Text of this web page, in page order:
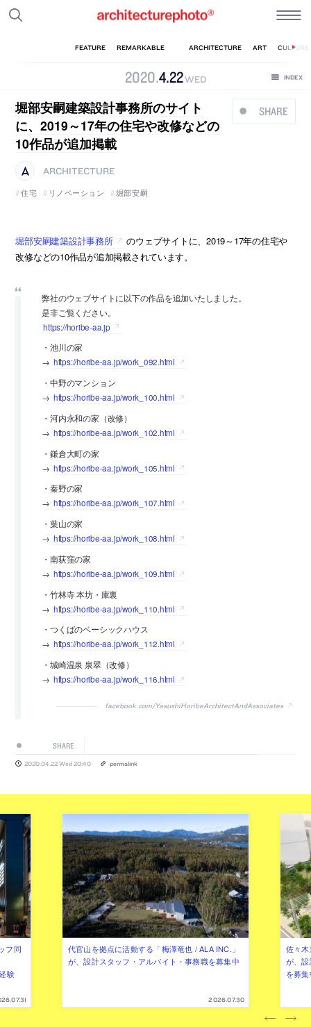
2020.4.22WED
SHARE
堀部安嗣建築設計事務所のサイト
に、2019～17年の住宅や改修などの
10作品が追加掲載
ARCHITECTURE
住宅
リノベーション 堀部安嗣
堀部安嗣建築設計事務所
のウェブサイトに、2019～17年の住宅や
改修などの10作品が追加掲載されています。
弊社のウェブサイトに以下の作品を追加いたしました。
是非ご覧ください。
https://horibe-aa.jp
・池川の家
→ https://horibe-aa.jp/work_092.html
・中野のマンション
→ https://horibe-aa.jp/work_100.html
・河内永和の家（改修）
→ https://horibe-aa.jp/work_102.html
・鎌倉大町の家
→ https://horibe-aa.jp/work_105.html
・秦野の家
→ https://horibe-aa.jp/work_107.html
・葉山の家
→ https://horibe-aa.jp/work_108.html
・南荻窪の家
→ https://horibe-aa.jp/work_109.html
・竹林寺 本坊・庫裏
→ https://horibe-aa.jp/work_110.html
・つくばのベーシックハウス
→ https://horibe-aa.jp/work_112.html
・城崎温泉 泉翠（改修）
→ https://horibe-aa.jp/work_116.html
facebook.com/YasushiHoribeArchitectAndAssociates
SHARE
2020.04.22 Wed 20:40 permalink
フ同
験
代官山を拠点に活動する「梅澤竜也 / ALA INC.」
が、設計スタッフ・アルバイト・事務職を募集中
2026.07.30
佐々
が、
を募